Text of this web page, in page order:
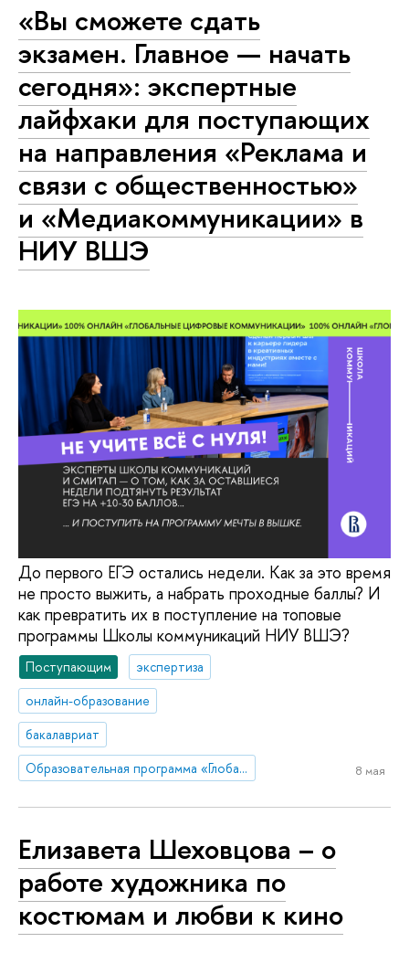
«Вы сможете сдать
экзамен. Главное — начать
сегодня»: экспертные
лайфхаки для поступающих
на направления «Реклама и
связи с общественностью»
и «Медиакоммуникации» в
НИУ ВШЭ
До первого ЕГЭ остались недели. Как за это время
не просто выжить, а набрать проходные баллы? И
как превратить их в поступление на топовые
программы Школы коммуникаций НИУ ВШЭ?
Поступающим
экспертиза
онлайн-образование
бакалавриат
Образовательная программа «Глобальные цифровые коммуникации»
8 мая
Елизавета Шеховцова – о
работе художника по
костюмам и любви к кино